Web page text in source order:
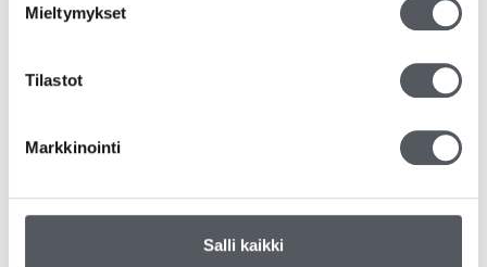
Mieltymykset
Tilastot
Markkinointi
Salli kaikki
Dilute -Aloituspakkaus (sis. Keittiö, Yleis ja Kylpyhuone